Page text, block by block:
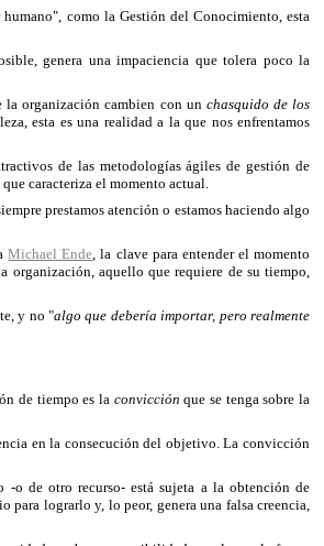
como la Gestión del Conocimiento, esta
genera una impaciencia que tolera poco la
la organización cambien con un chasquido de los
esta es una realidad a la que nos enfrentamos
de las metodologías ágiles de gestión de
caracteriza el momento actual.
prestamos atención o estamos haciendo algo
Michael Ende, la clave para entender el momento
organización, aquello que requiere de su tiempo,
y no "algo que debería importar, pero realmente
de tiempo es la convicción que se tenga sobre la
en la consecución del objetivo. La convicción
-o de otro recurso- está sujeta a la obtención de
para lograrlo y, lo peor, genera una falsa creencia,